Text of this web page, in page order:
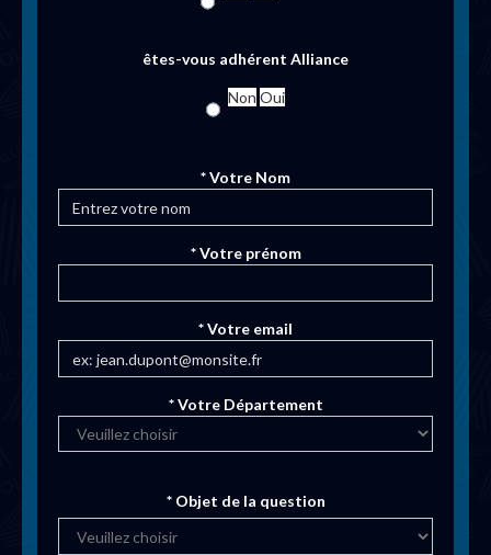
êtes-vous adhérent Alliance
Non Oui
* Votre Nom
* Votre prénom
* Votre email
* Votre Département
* Objet de la question